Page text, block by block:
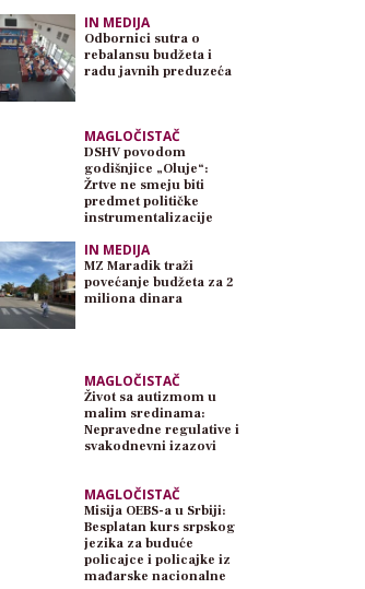
IN MEDIJA
Odbornici sutra o
rebalansu budžeta i
radu javnih preduzeća
MAGLOČISTAČ
DSHV povodom
godišnjice „Oluje“:
Žrtve ne smeju biti
predmet političke
instrumentalizacije
IN MEDIJA
MZ Maradik traži
povećanje budžeta za 2
miliona dinara
MAGLOČISTAČ
Život sa autizmom u
malim sredinama:
Nepravedne regulative i
svakodnevni izazovi
MAGLOČISTAČ
Misija OEBS-a u Srbiji:
Besplatan kurs srpskog
jezika za buduće
policajce i policajke iz
mađarske nacionalne